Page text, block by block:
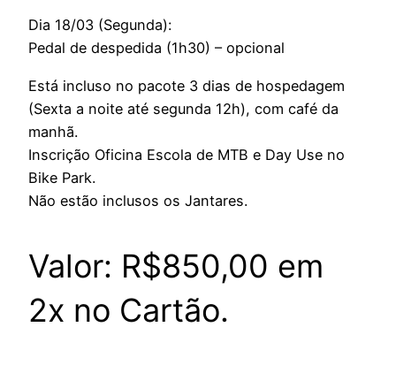
Dia 18/03 (Segunda):
Pedal de despedida (1h30) – opcional
Está incluso no pacote 3 dias de hospedagem
(Sexta a noite até segunda 12h), com café da
manhã.
Inscrição Oficina Escola de MTB e Day Use no
Bike Park.
Não estão inclusos os Jantares.
Valor: R$850,00 em
2x no Cartão.